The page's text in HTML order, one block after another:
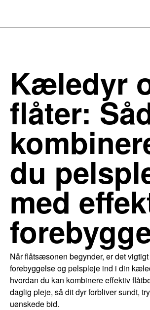
Kæledyr
flåter:
du
med
Når flåtsæsonen begynder, er det
forebyggelse og pelspleje ind i din
hvordan du kan kombinere effektiv
daglig pleje, så dit dyr forbliver sundt,
uønskede bid.